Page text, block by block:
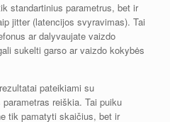
standartinius parametrus, bet ir
jitter (latencijos svyravimas). Tai
ar dalyvaujate vaizdo
sukelti garso ar vaizdo kokybės
pateikiami su
reiškia. Tai puiku
tik pamatyti skaičius, bet ir